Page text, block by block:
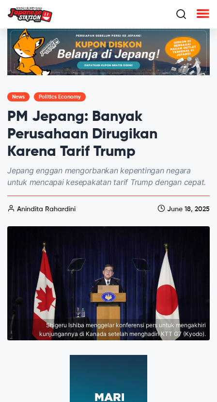
News Politics Economy
PM Jepang: Banyak
Perusahaan Dirugikan
Karena Tarif Trump
Jepang enggan mengorbankan kepentingan negara
untuk mencapai kesepakatan tarif Trump dengan cepat.
Anindita Rahardini June 18, 2025
Shigeru Ishiba menggelar konferensi pers untuk mengakhiri
kunjungannya di Kanada setelah menghadiri KTT G7 (Kyodo).